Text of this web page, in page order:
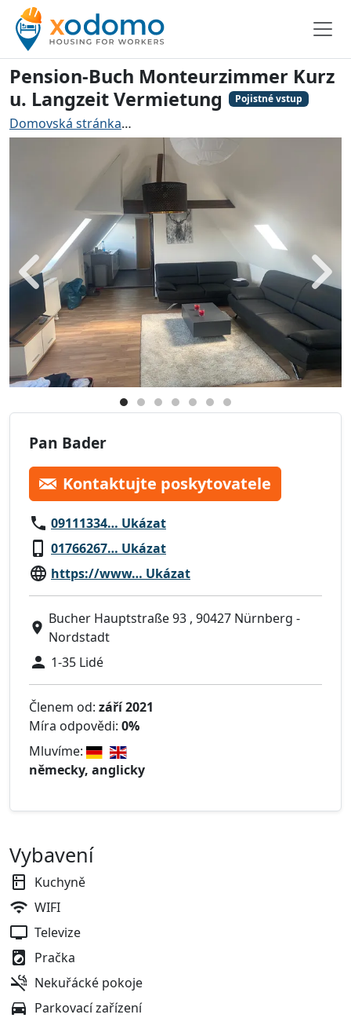
Pension-Buch Monteurzimmer Kurz
u. Langzeit Vermietung
Pojistné vstup
Domovská stránka
Zadní Dále
Pan Bader
Kontaktujte poskytovatele
09111334… Ukázat
01766267… Ukázat
https://www… Ukázat
Bucher Hauptstraße 93 , 90427 Nürnberg -
Nordstadt
1-35 Lidé
Členem od: září 2021
Míra odpovědi: 0%
Mluvíme:
německy, anglicky
Vybavení
Kuchyně
WIFI
Televize
Pračka
Nekuřácké pokoje
Parkovací zařízení